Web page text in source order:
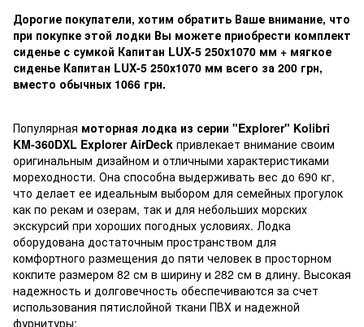
Дорогие покупатели, хотим обратить Ваше внимание, что
при покупке этой лодки Вы можете приобрести комплект
сиденье с сумкой Капитан LUX-5 250х1070 мм + мягкое
сиденье Капитан LUX-5 250х1070 мм всего за 200 грн,
вместо обычных 1066 грн.
Популярная моторная лодка из серии "Explorer" Kolibri
KM-360DXL Explorer AirDeck привлекает внимание своим
оригинальным дизайном и отличными характеристиками
мореходности. Она способна выдерживать вес до 690 кг,
что делает ее идеальным выбором для семейных прогулок
как по рекам и озерам, так и для небольших морских
экскурсий при хороших погодных условиях. Лодка
оборудована достаточным пространством для
комфортного размещения до пяти человек в просторном
кокпите размером 82 см в ширину и 282 см в длину. Высокая
надежность и долговечность обеспечиваются за счет
использования пятислойной ткани ПВХ и надежной
фурнитуры: